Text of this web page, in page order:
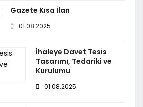
Gazete Kısa İlan
01.08.2025
İhaleye Davet Tesis
Tasarımı, Tedariki ve
Kurulumu
01.08.2025